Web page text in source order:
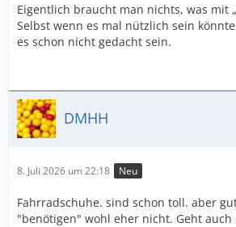
Eigentlich braucht man nichts, was mit
Selbst wenn es mal nützlich sein
es schon nicht gedacht sein.
DMHH
8. Juli 2026 um 22:18 Neu
Fahrradschuhe. sind schon toll. aber
"benötigen" wohl eher nicht. Geht auch